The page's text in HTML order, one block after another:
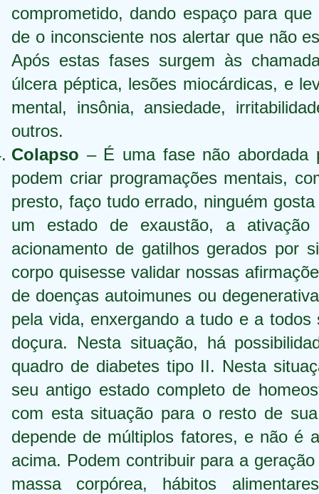
comprometido, dando espaço para
de o inconsciente nos alertar que não
Após estas fases surgem às
úlcera péptica, lesões miocárdicas, e
mental, insônia, ansiedade,
outros.
Colapso – É uma fase não abordada
podem criar programações mentais,
presto, faço tudo errado, ninguém
um estado de exaustão, a
acionamento de gatilhos gerados por
corpo quisesse validar nossas
de doenças autoimunes ou
pela vida, enxergando a tudo e a
doçura. Nesta situação, há
quadro de diabetes tipo II. Nesta
seu antigo estado completo de
com esta situação para o resto de
depende de múltiplos fatores, e não é
acima. Podem contribuir para a
massa corpórea, hábitos